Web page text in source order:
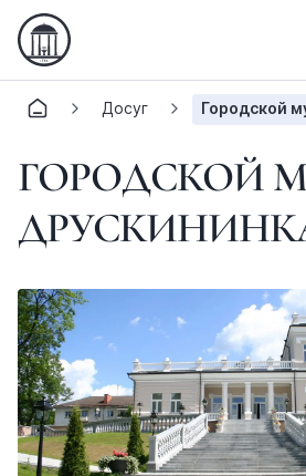
Досуг Городской
ГОРОДСКОЙ